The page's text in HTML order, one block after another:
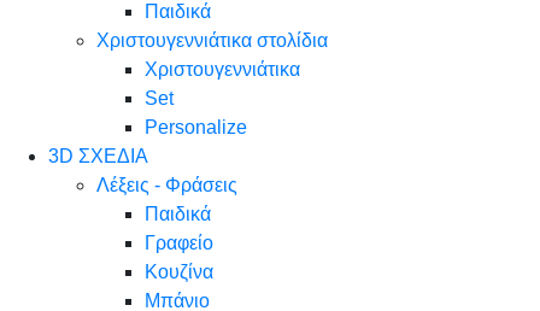
Παιδικά
Χριστουγεννιάτικα στολίδια
Χριστουγεννιάτικα
Set
Personalize
3D ΣΧΕΔΙΑ
Λέξεις - Φράσεις
Παιδικά
Γραφείο
Κουζίνα
Μπάνιο